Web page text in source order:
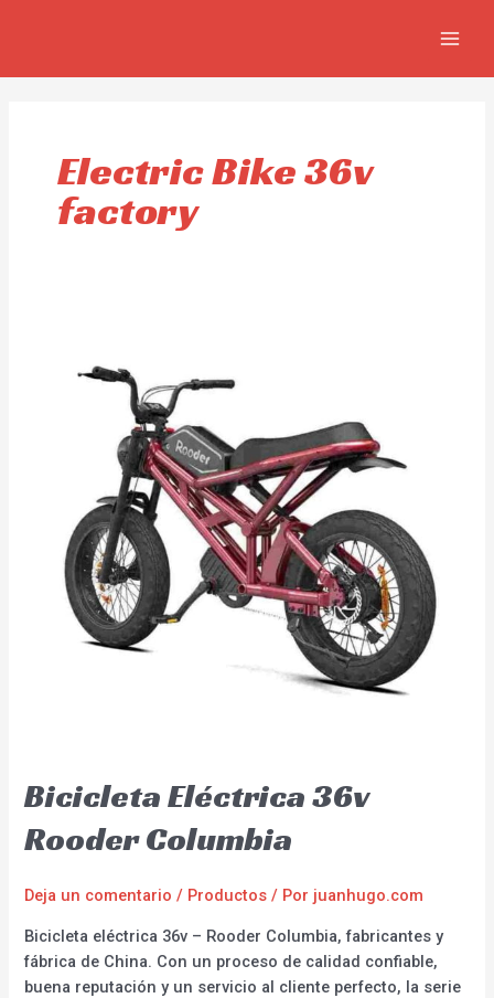
Electric Bike 36v
factory
Bicicleta Eléctrica 36v
Rooder Columbia
Deja un comentario / Productos / Por juanhugo.com
Bicicleta eléctrica 36v – Rooder Columbia, fabricantes y
fábrica de China. Con un proceso de calidad confiable,
buena reputación y un servicio al cliente perfecto, la serie